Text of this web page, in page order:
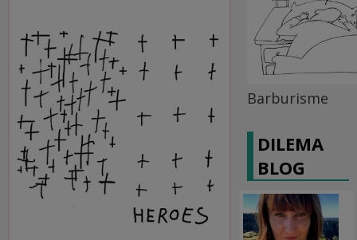
Barburisme
DILEMA
BLOG